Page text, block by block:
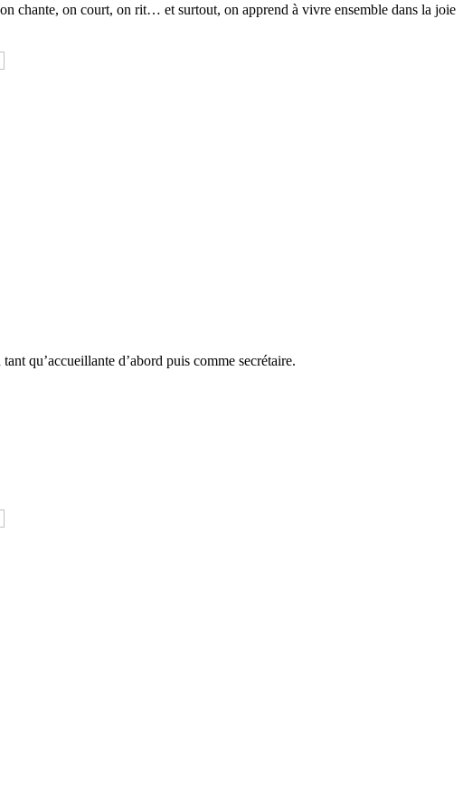
chante, on court, on rit… et surtout, on apprend à vivre ensemble dans la joie
qu’accueillante d’abord puis comme secrétaire.